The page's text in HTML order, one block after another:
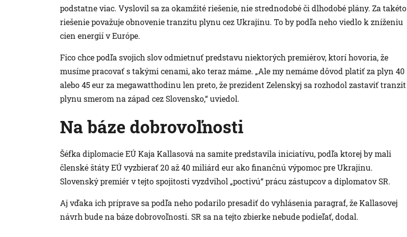
podstatne viac. Vyslovil sa za okamžité riešenie, nie strednodobé či dlhodobé plány. Za takéto
riešenie považuje obnovenie tranzitu plynu cez Ukrajinu. To by podľa neho viedlo k zníženiu
cien energií v Európe.
Fico chce podľa svojich slov odmietnuť predstavu niektorých premiérov, ktorí hovoria, že
musíme pracovať s takými cenami, ako teraz máme. „Ale my nemáme dôvod platiť za plyn 40
alebo 45 eur za megawatthodinu len preto, že prezident Zelenskyj sa rozhodol zastaviť tranzit
plynu smerom na západ cez Slovensko,“ uviedol.
Na báze dobrovoľnosti
Šéfka diplomacie EÚ Kaja Kallasová na samite predstavila iniciatívu, podľa ktorej by mali
členské štáty EÚ vyzbierať 20 až 40 miliárd eur ako finančnú výpomoc pre Ukrajinu.
Slovenský premiér v tejto spojitosti vyzdvihol „poctivú“ prácu zástupcov a diplomatov SR.
Aj vďaka ich príprave sa podľa neho podarilo presadiť do vyhlásenia paragraf, že Kallasovej
návrh bude na báze dobrovoľnosti. SR sa na tejto zbierke nebude podieľať, dodal.